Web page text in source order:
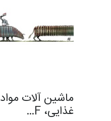
ماشین آلات مواد
غذایی، F…